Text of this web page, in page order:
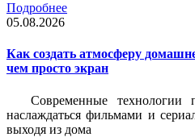
Подробнее
05.08.2026
Как создать атмосферу
чем просто экран
Современные технологии
наслаждаться фильмами и
выходя из дома